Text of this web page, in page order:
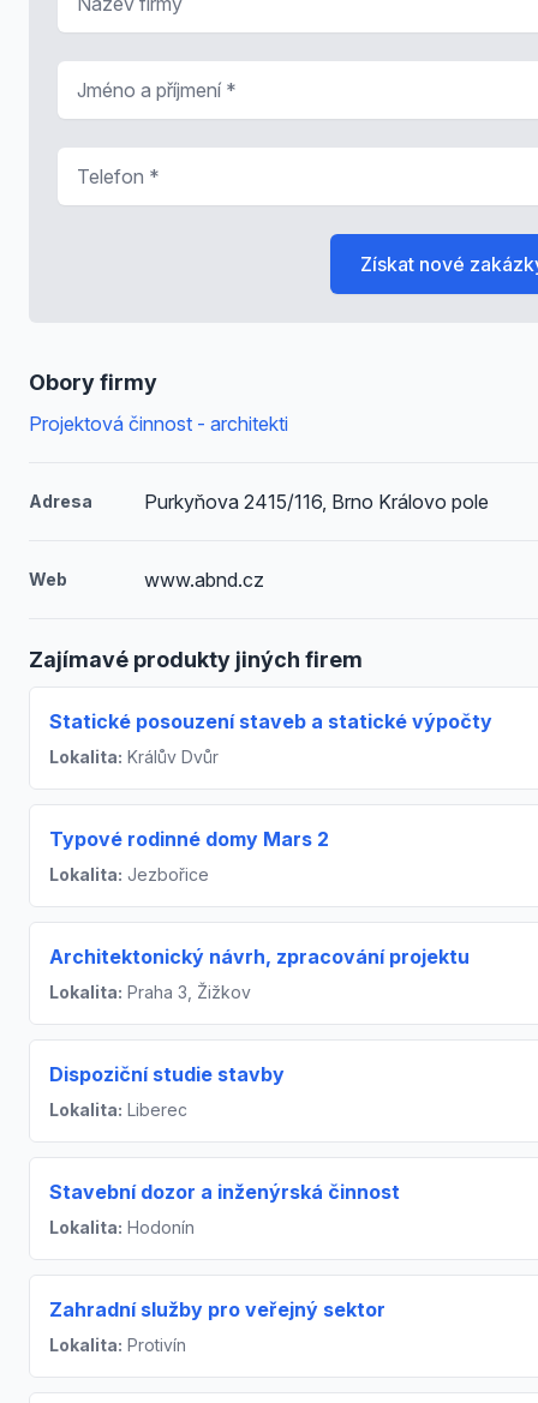
Obory firmy
Projektová činnost - architekti
Adresa Purkyňova 2415/116, Brno Královo pole
Web www.abnd.cz
Zajímavé produkty jiných firem
Statické posouzení staveb a statické výpočty
Lokalita: Králův Dvůr
Typové rodinné domy Mars 2
Lokalita: Jezbořice
Architektonický návrh, zpracování projektu
Lokalita: Praha 3, Žižkov
Dispoziční studie stavby
Lokalita: Liberec
Stavební dozor a inženýrská činnost
Lokalita: Hodonín
Zahradní služby pro veřejný sektor
Lokalita: Protivín
Získat nové